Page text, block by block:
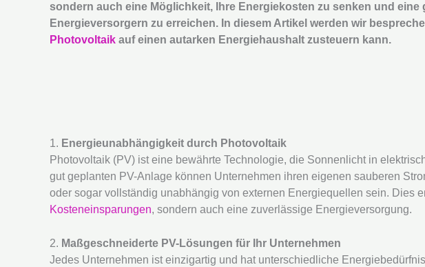
sondern auch eine Möglichkeit, Ihre Energiekosten zu senken und
Energieversorgern zu erreichen. In diesem Artikel werden wir
Photovoltaik auf einen autarken Energiehaushalt zusteuern kann.
1. Energieunabhängigkeit durch Photovoltaik
Photovoltaik (PV) ist eine bewährte Technologie, die Sonnenlicht in
gut geplanten PV-Anlage können Unternehmen ihren eigenen sauberen
oder sogar vollständig unabhängig von externen Energiequellen sein. Dies
Kosteneinsparungen, sondern auch eine zuverlässige Energieversorgung.
2. Maßgeschneiderte PV-Lösungen für Ihr Unternehmen
Jedes Unternehmen ist einzigartig und hat unterschiedliche